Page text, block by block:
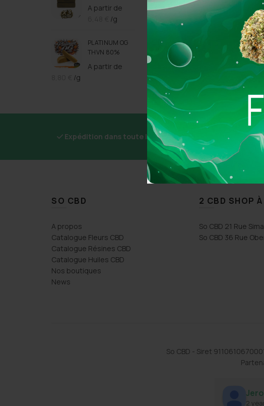
A partir de
/g
PLATINUM OG
THVN 80%
A partir de
/g
Expédition dans toute la France
SO CBD
A propos
Catalogue Fleurs CBD
Catalogue Résines CBD
Catalogue Huiles CBD
Nos boutiques
News
2 CBD SHOP
So CBD 21 Rue
So CBD 36 Rue
So CBD - Siret
2